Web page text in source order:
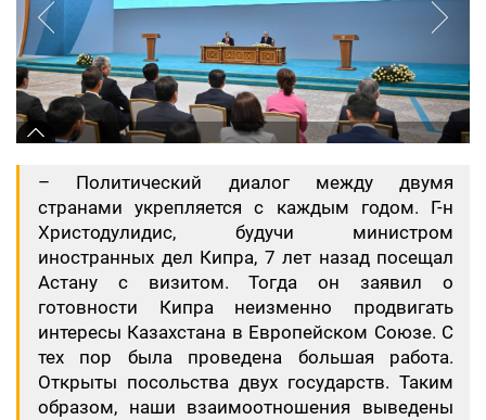
​– Политический диалог между двумя
странами укрепляется с каждым годом. Г-н
Христодулидис, будучи министром
иностранных дел Кипра, 7 лет назад посещал
Астану с визитом. Тогда он заявил о
готовности Кипра неизменно продвигать
интересы Казахстана в Европейском Союзе. С
тех пор была проведена большая работа.
Открыты посольства двух государств. Таким
образом, наши взаимоотношения выведены